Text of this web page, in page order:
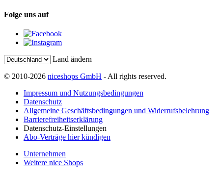
Folge uns auf
Land ändern
© 2010-2026 niceshops GmbH - All rights reserved.
Impressum und Nutzungsbedingungen
Datenschutz
Allgemeine Geschäftsbedingungen und Widerrufsbelehrung
Barrierefreiheitserklärung
Datenschutz-Einstellungen
Abo-Verträge hier kündigen
Unternehmen
Weitere nice Shops